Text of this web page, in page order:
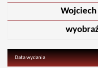
Wojciech
Data wydania